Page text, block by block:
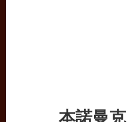
本諾曼克